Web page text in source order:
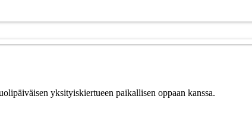
yksityiskiertueen paikallisen oppaan kanssa.